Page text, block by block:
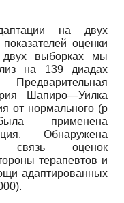
на двух
оценки
двух выборках мы
на 139 диадах
Шапиро—Уилка
от нормального (p
применена
Обнаружена
связь оценок
терапевтов и
адаптированных